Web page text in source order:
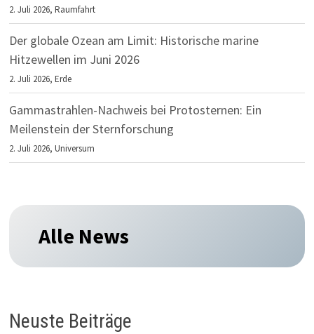
2. Juli 2026,Raumfahrt
Der globale Ozean am Limit: Historische marine
Hitzewellen im Juni 2026
2. Juli 2026,Erde
Gammastrahlen-Nachweis bei Protosternen: Ein
Meilenstein der Sternforschung
2. Juli 2026,Universum
Alle News
Neuste Beiträge